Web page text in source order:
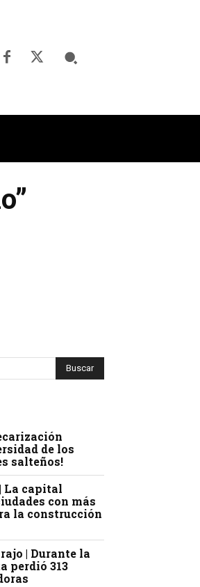
de los
salteños!
La capital
con más
la construcción
| Durante la
perdió 313